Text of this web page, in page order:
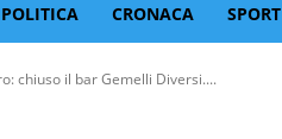
POLITICA CRONACA SPORT
chiuso il bar Gemelli Diversi....